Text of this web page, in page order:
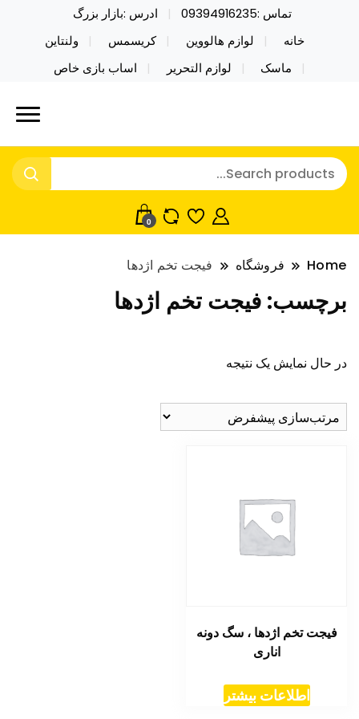
تماس :09394916235
ادرس :بازار بزرگ
خانه
لوازم هالووین کریسمس
ولنتاین
ماسک
لوازم التحریر اساب بازی خاص
نایکر توی فروش عمده لوازم هالووین
ولن تاین کادویی کریسمس اکسسوری
خرید محصولات خاص فیجت اسباب بازی تراول ماگ نایکر
توی فروش عمده لوازم هالووین ولن تاین کادویی
کریسمس اکسسوری ماسک در واردات مستقیم
0
Home فروشگاه فیجت تخم اژدها
برچسب: فیجت تخم اژدها
در حال نمایش یک نتیجه
فیجت تخم اژدها ، سگ دونه
اناری
اطلاعات بیشتر